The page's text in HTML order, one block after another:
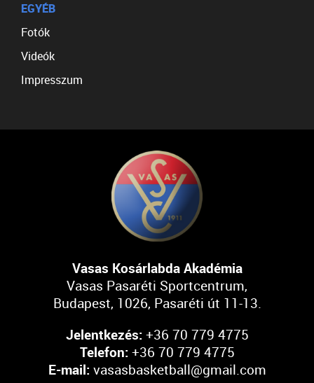
EGYÉB
Fotók
Videók
Impresszum
Vasas Kosárlabda Akadémia
Vasas Pasaréti Sportcentrum,
Budapest, 1026, Pasaréti út 11-13.
Jelentkezés: +36 70 779 4775
Telefon: +36 70 779 4775
E-mail: vasasbasketball@gmail.com